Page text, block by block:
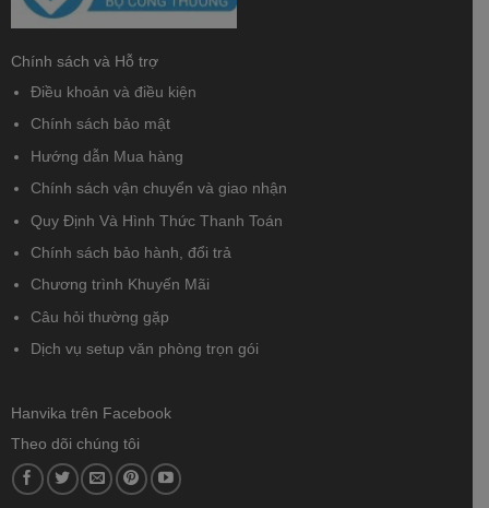
Chính sách và Hỗ trợ
Điều khoản và điều kiện
Chính sách bảo mật
Hướng dẫn Mua hàng
Chính sách vận chuyển và giao nhận
Quy Định Và Hình Thức Thanh Toán
Chính sách bảo hành, đổi trả
Chương trình Khuyến Mãi
Câu hỏi thường gặp
Dịch vụ setup văn phòng trọn gói
Hanvika trên Facebook
Theo dõi chúng tôi